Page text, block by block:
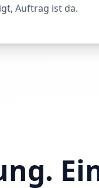
Auftrag ist da.